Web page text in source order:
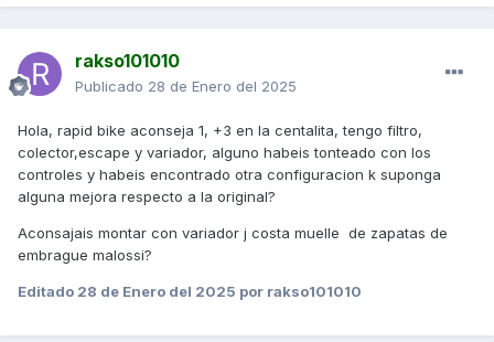
rakso101010
Publicado 28 de Enero del 2025
Hola, rapid bike aconseja 1, +3 en la centalita, tengo filtro,
colector,escape y variador, alguno habeis tonteado con los
controles y habeis encontrado otra configuracion k suponga
alguna mejora respecto a la original?
Aconsajais montar con variador j costa muelle de zapatas de
embrague malossi?
Editado 28 de Enero del 2025 por rakso101010